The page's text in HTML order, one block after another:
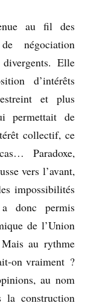
au fil des
négociation
Elle
d’intérêts
et plus
permettait de
collectif, ce
Paradoxe,
vers l’avant,
impossibilités
donc permis
de l’Union
Mais au rythme
on vraiment ?
au nom
la construction